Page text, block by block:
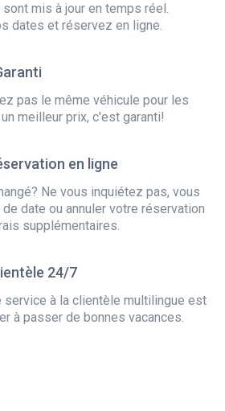
mis à jour en temps réel.
dates et réservez en ligne.
pas le même véhicule pour les
meilleur prix, c'est garanti!
en ligne
Ne vous inquiétez pas, vous
date ou annuler votre réservation
supplémentaires.
24/7
service à la clientèle multilingue est
à passer de bonnes vacances.